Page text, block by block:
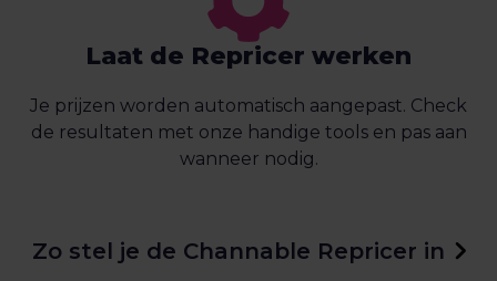
Laat de Repricer werken
Je prijzen worden automatisch aangepast. Check
de resultaten met onze handige tools en pas aan
wanneer nodig.
Zo stel je de Channable Repricer in